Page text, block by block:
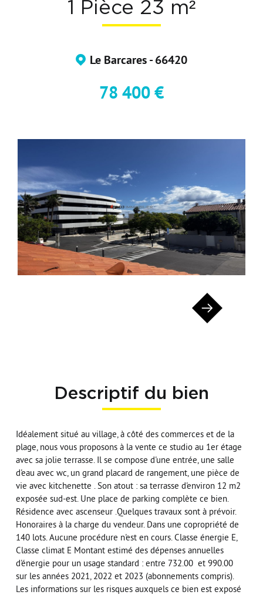
Devenir Adhérent
1 Pièce 23 m²
Le Barcares - 66420
78 400 €
Descriptif du bien
Idéalement situé au village, à côté des commerces et de la
plage, nous vous proposons à la vente ce studio au 1er étage
avec sa jolie terrasse. Il se compose d'une entrée, une salle
d'eau avec wc, un grand placard de rangement, une pièce de
vie avec kitchenette . Son atout : sa terrasse d'environ 12 m2
exposée sud-est. Une place de parking complète ce bien.
Résidence avec ascenseur .Quelques travaux sont à prévoir.
Honoraires à la charge du vendeur. Dans une copropriété de
140 lots. Aucune procédure n'est en cours. Classe énergie E,
Classe climat E Montant estimé des dépenses annuelles
d'énergie pour un usage standard : entre 732.00  et 990.00 
sur les années 2021, 2022 et 2023 (abonnements compris).
Les informations sur les risques auxquels ce bien est exposé